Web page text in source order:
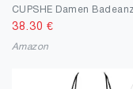
38.30 €
Amazon